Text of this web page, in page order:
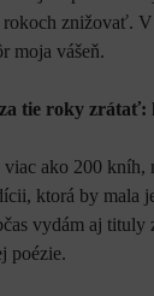
znižovať. V
moja vášeň.
tie roky
ako 200 kníh,
ktorá by mala
vydám aj tituly
poézie.